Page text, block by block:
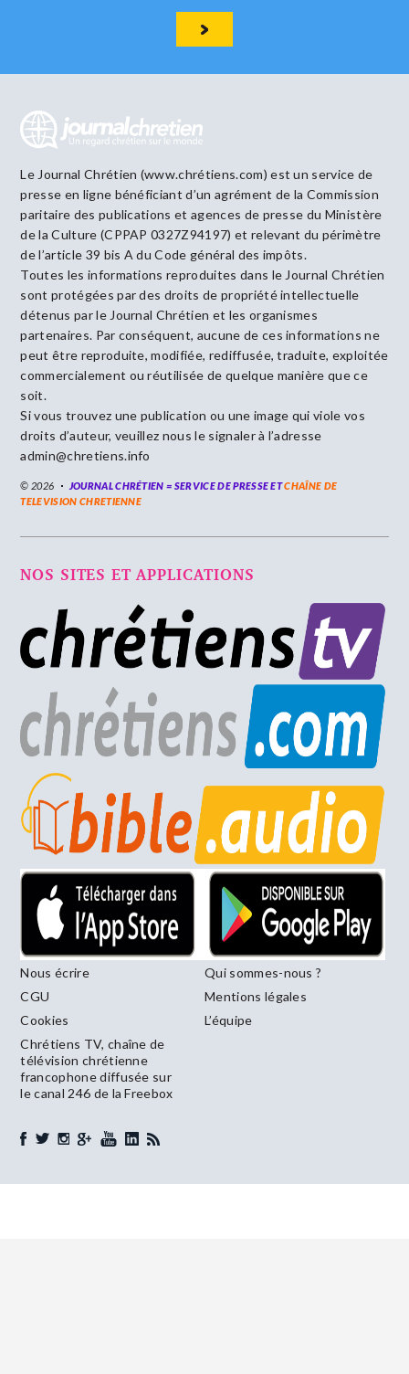
Le Journal Chrétien (www.chrétiens.com) est un service de
presse en ligne bénéficiant d’un agrément de la Commission
paritaire des publications et agences de presse du Ministère
de la Culture (CPPAP 0327Z94197) et relevant du périmètre
de l’article 39 bis A du Code général des impôts.
Toutes les informations reproduites dans le Journal Chrétien
sont protégées par des droits de propriété intellectuelle
détenus par le Journal Chrétien et les organismes
partenaires. Par conséquent, aucune de ces informations ne
peut être reproduite, modifiée, rediffusée, traduite, exploitée
commercialement ou réutilisée de quelque manière que ce
soit.
Si vous trouvez une publication ou une image qui viole vos
droits d’auteur, veuillez nous le signaler à l’adresse
admin@chretiens.info
© 2026 JOURNAL CHRÉTIEN = SERVICE DE PRESSE ETCHAÎNE DE
TELEVISION CHRETIENNE
NOS SITES ET APPLICATIONS
Nous écrire
Qui sommes-nous ?
CGU
Mentions légales
Cookies
L’équipe
Chrétiens TV, chaîne de
télévision chrétienne
francophone diffusée sur
le canal 246 de la Freebox